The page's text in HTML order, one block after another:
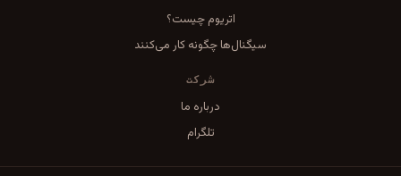
اتریوم چیست؟
سیگنال‌ها چگونه کار می‌کنند
شرکت
درباره ما
تلگرام